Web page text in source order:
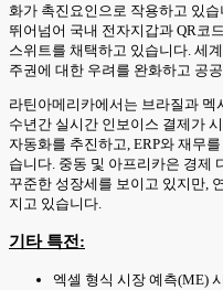
화가 촉진요인으로 작용하고 있
뛰어넘어 국내 전자지갑과 QR코
스위트를 채택하고 있습니다. 세
주권에 대한 우려를 완화하고 공
라틴아메리카에서는 브라질과 멕
수년간 실시간 인보이스 결제가
자동화를 추진하고, ERP와 재무
습니다. 중동 및 아프리카은 경제
꾸준한 성장세를 보이고 있지만,
지고 있습니다.
기타 특전:
엑셀 형식 시장 예측(ME)